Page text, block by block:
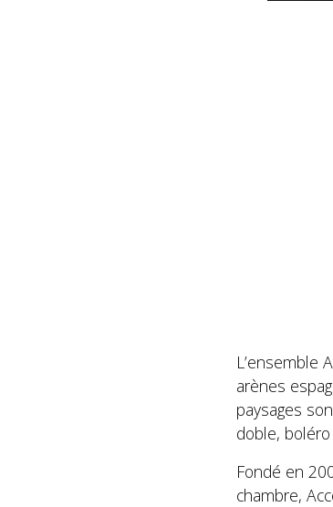
L’ensemble
arènes
paysages
doble,
Fondé en
chambre,